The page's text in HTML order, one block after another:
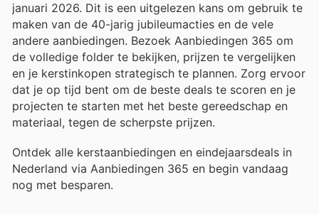
januari 2026. Dit is een uitgelezen kans om gebruik te
maken van de 40-jarig jubileumacties en de vele
andere aanbiedingen. Bezoek Aanbiedingen 365 om
de volledige folder te bekijken, prijzen te vergelijken
en je kerstinkopen strategisch te plannen. Zorg ervoor
dat je op tijd bent om de beste deals te scoren en je
projecten te starten met het beste gereedschap en
materiaal, tegen de scherpste prijzen.
Ontdek alle kerstaanbiedingen en eindejaarsdeals in
Nederland via Aanbiedingen 365 en begin vandaag
nog met besparen.